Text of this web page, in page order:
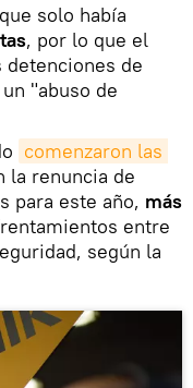
solo había
, por lo que el
detenciones de
"abuso de
comenzaron las
la renuncia de
para este año, más
entre
según la